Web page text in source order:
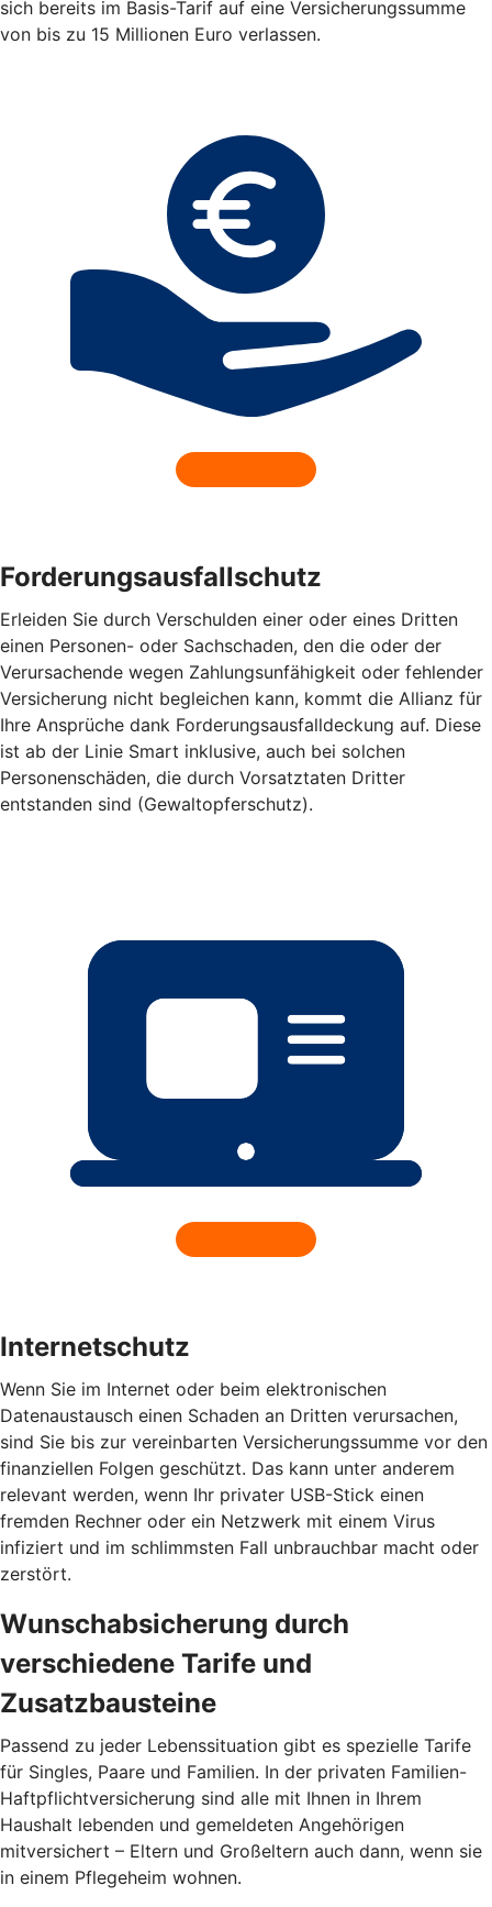
sich bereits im Basis-Tarif auf eine Versicherungssumme
von bis zu 15 Millionen Euro verlassen.
Forderungsausfallschutz
Erleiden Sie durch Verschulden einer oder eines Dritten
einen Personen- oder Sachschaden, den die oder der
Verursachende wegen Zahlungsunfähigkeit oder fehlender
Versicherung nicht begleichen kann, kommt die Allianz für
Ihre Ansprüche dank Forderungsausfalldeckung auf. Diese
ist ab der Linie Smart inklusive, auch bei solchen
Personenschäden, die durch Vorsatztaten Dritter
entstanden sind (Gewaltopferschutz).
Internetschutz
Wenn Sie im Internet oder beim elektronischen
Datenaustausch einen Schaden an Dritten verursachen,
sind Sie bis zur vereinbarten Versicherungssumme vor den
finanziellen Folgen geschützt. Das kann unter anderem
relevant werden, wenn Ihr privater USB-Stick einen
fremden Rechner oder ein Netzwerk mit einem Virus
infiziert und im schlimmsten Fall unbrauchbar macht oder
zerstört.
Wunschabsicherung durch
verschiedene Tarife und
Zusatzbausteine
Passend zu jeder Lebenssituation gibt es spezielle Tarife
für Singles, Paare und Familien. In der privaten Familien-
Haftpflichtversicherung sind alle mit Ihnen in Ihrem
Haushalt lebenden und gemeldeten Angehörigen
mitversichert – Eltern und Großeltern auch dann, wenn sie
in einem Pflegeheim wohnen.